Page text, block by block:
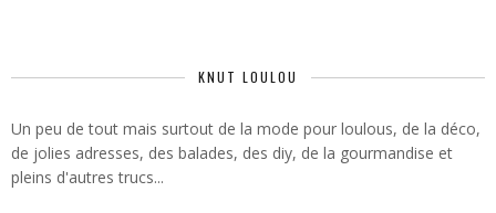
KNUT LOULOU
Un peu de tout mais surtout de la mode pour loulous, de la déco,
de jolies adresses, des balades, des diy, de la gourmandise et
pleins d'autres trucs...